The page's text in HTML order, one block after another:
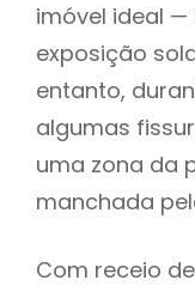
imóvel ideal
exposição
entanto,
algumas
uma zona da
manchada
Com receio